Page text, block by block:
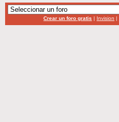
Crear un foro gratis Invision